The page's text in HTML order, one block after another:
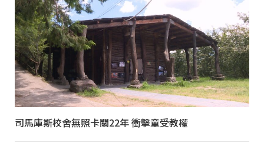
司馬庫斯校舍無照卡關22年 衝擊童受教權